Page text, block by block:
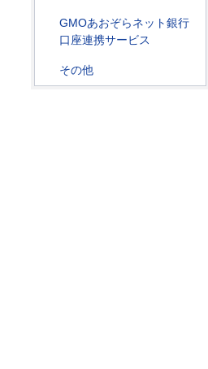
GMOあおぞらネット銀行
口座連携サービス
その他